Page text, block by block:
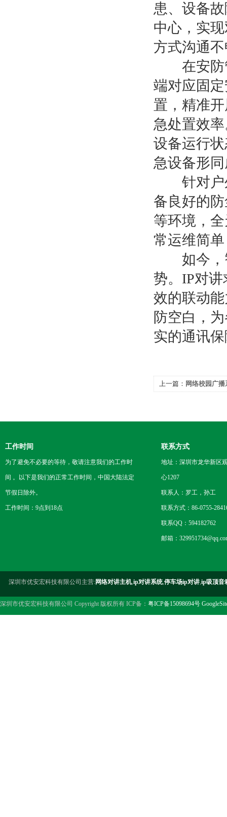
患、设备
中心，实
方式沟通
在安防管
端对应固
置，精准
急处置效
设备运行
急设备形
针对户外
备良好的
等环境，
常运维简
如今，智
势。IP对
效的联动
防空白，
实的通讯
上一篇： 网络校园广
工作时间
为了避免不必要的等待，敬请注意我们的工作时
间 。以下是我们的正常工作时间，中国大陆法定
节假日除外。
工作时间：9点到18点
联系方式
地址：深圳市龙华新区
心1207
联系人：罗工，孙工
联系方式：86-0755-
联系QQ：594182762
邮箱：
深圳市优安宏科技有限公司主营:网络对讲主机,ip对讲系统,停车场ip对讲,ip吸顶音
深圳市优安宏科技有限公司 Copyright 版权所有 ICP备： 粤ICP备15098694号